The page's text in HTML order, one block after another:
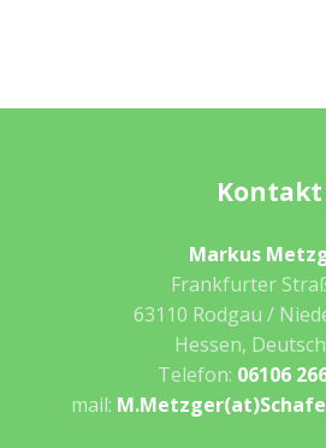
Kontakt
Markus
Frankfurter
63110 Rodgau /
Hessen,
Telefon: 06106
mail: